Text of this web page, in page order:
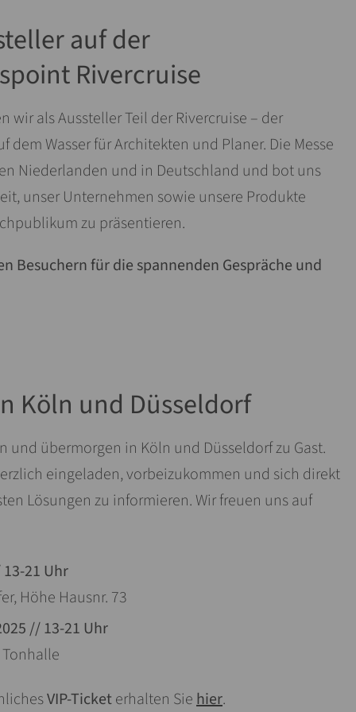
auf der
Rivercruise
wir als Aussteller Teil der Rivercruise – der
dem Wasser für Architekten und Planer. Die Messe
Niederlanden und in Deutschland und bot uns
unser Unternehmen sowie unsere Produkte
zu präsentieren.
Besuchern für die spannenden Gespräche und
Köln und Düsseldorf
und übermorgen in Köln und Düsseldorf zu Gast.
eingeladen, vorbeizukommen und sich direkt
Lösungen zu informieren. Wir freuen uns auf
21 Uhr
Höhe Hausnr. 73
// 13-21 Uhr
VIP-Ticketerhalten Siehier.